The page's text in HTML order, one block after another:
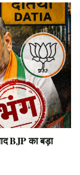
BJP का बड़ा